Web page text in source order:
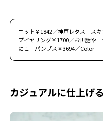
ニット￥1842／神戸レタス ス
プイヤリング￥1700／お世話や
にこ パンプス￥3694／Color
カジュアルに仕上げ